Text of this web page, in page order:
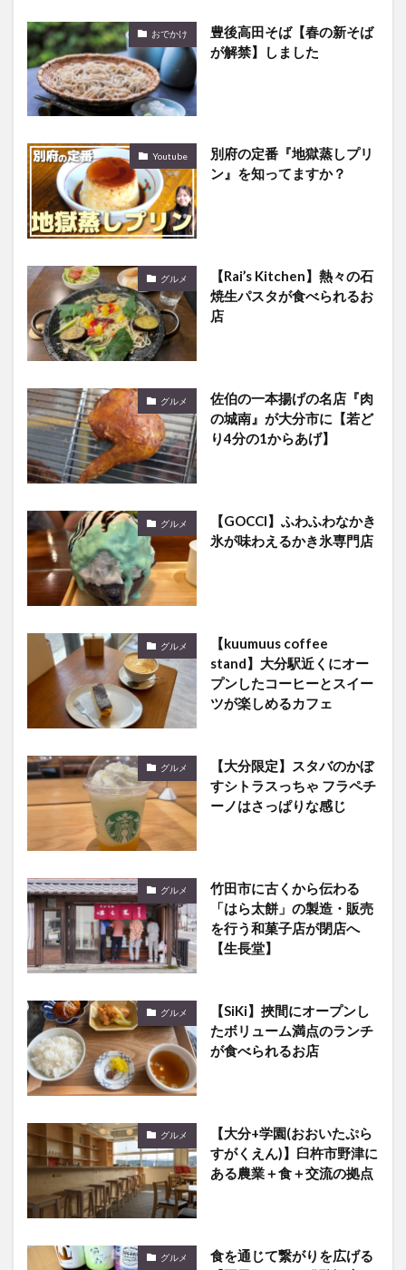
おでかけ
豊後高田そば【春の新そば
が解禁】しました
Youtube
別府の定番『地獄蒸しプリ
ン』を知ってますか？
グルメ
【Rai’s Kitchen】熱々の石
焼生パスタが食べられるお
店
グルメ
佐伯の一本揚げの名店『肉
の城南』が大分市に【若ど
り4分の1からあげ】
グルメ
【GOCCI】ふわふわなかき
氷が味わえるかき氷専門店
グルメ
【kuumuus coffee
stand】大分駅近くにオー
プンしたコーヒーとスイー
ツが楽しめるカフェ
グルメ
【大分限定】スタバのかぼ
すシトラスっちゃ フラペチ
ーノはさっぱりな感じ
グルメ
竹田市に古くから伝わる
「はら太餅」の製造・販売
を行う和菓子店が閉店へ
【生長堂】
グルメ
【SiKi】挾間にオープンし
たボリューム満点のランチ
が食べられるお店
グルメ
【大分+学園(おおいたぷら
すがくえん)】臼杵市野津に
ある農業＋食＋交流の拠点
グルメ
食を通じて繋がりを広げる